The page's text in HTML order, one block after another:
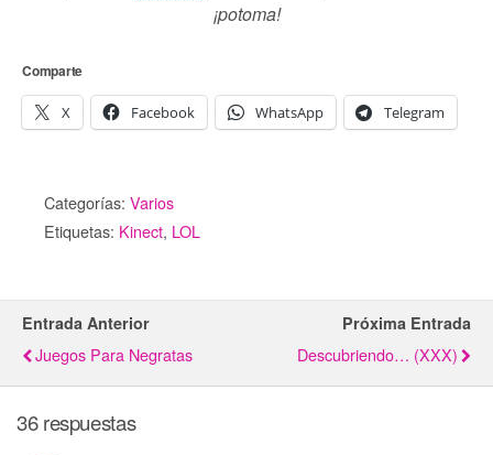
¡potoma!
Comparte
X Facebook WhatsApp Telegram
Categorías: Varios
Etiquetas: Kinect, LOL
Entrada Anterior
Juegos Para Negratas
Próxima Entrada
Descubriendo… (XXX)
36 respuestas